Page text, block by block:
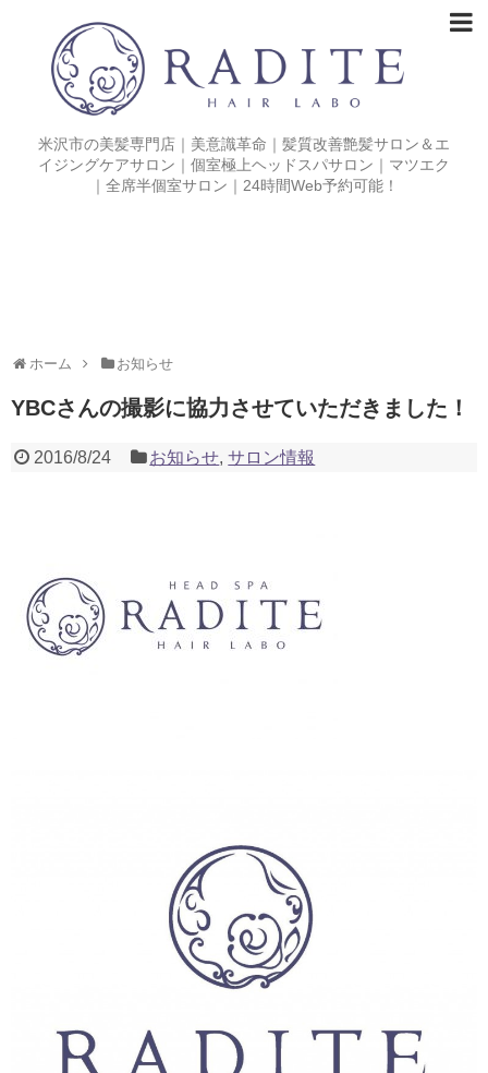
米沢市の美髪専門店｜美意識革命｜髪質改善艶髪サロン＆エ
イジングケアサロン｜個室極上ヘッドスパサロン｜マツエク
｜全席半個室サロン｜24時間Web予約可能！
ホーム お知らせ
YBCさんの撮影に協力させていただきました！
2016/8/24 お知らせ,サロン情報